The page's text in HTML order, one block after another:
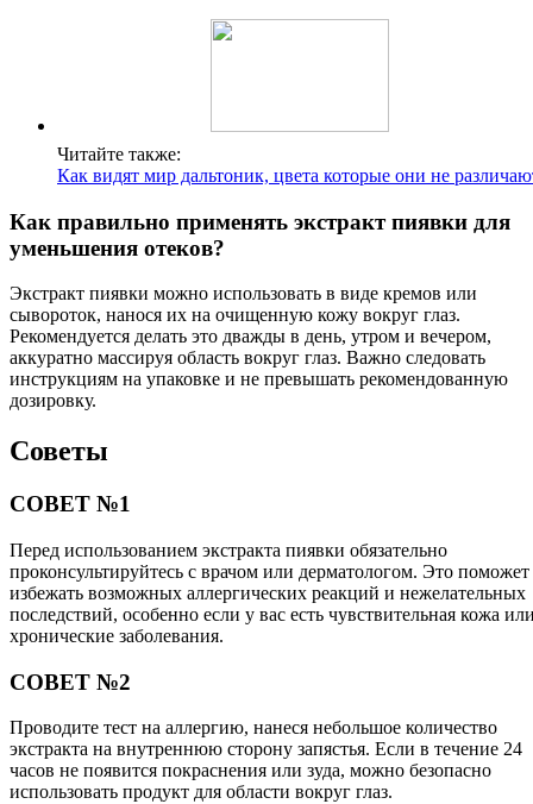
Читайте также:
Как видят мир дальтоник, цвета которые они не
Как правильно применять экстракт пиявки для
уменьшения отеков?
Экстракт пиявки можно использовать в виде кремов или
сывороток, нанося их на очищенную кожу вокруг глаз.
Рекомендуется делать это дважды в день, утром и вечером,
аккуратно массируя область вокруг глаз. Важно следовать
инструкциям на упаковке и не превышать рекомендованную
дозировку.
Советы
СОВЕТ №1
Перед использованием экстракта пиявки обязательно
проконсультируйтесь с врачом или дерматологом. Это поможет
избежать возможных аллергических реакций и нежелательных
последствий, особенно если у вас есть чувствительная кожа
хронические заболевания.
СОВЕТ №2
Проводите тест на аллергию, нанеся небольшое количество
экстракта на внутреннюю сторону запястья. Если в течение 24
часов не появится покраснения или зуда, можно безопасно
использовать продукт для области вокруг глаз.